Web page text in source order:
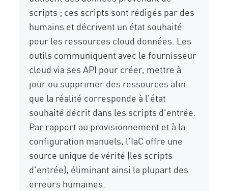
scripts ; ces scripts sont rédigés par des
humains et décrivent un état souhaité
pour les ressources cloud données. Les
outils communiquent avec le fournisseur
cloud via ses API pour créer, mettre à
jour ou supprimer des ressources afin
que la réalité corresponde à l'état
souhaité décrit dans les scripts d'entrée.
Par rapport au provisionnement et à la
configuration manuels, l'IaC offre une
source unique de vérité (les scripts
d'entrée), éliminant ainsi la plupart des
erreurs humaines.